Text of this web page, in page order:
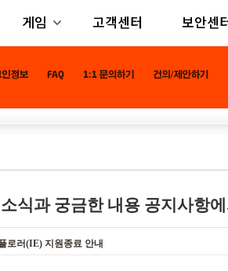
게임 고객센터 보안센
식과 궁금한 내용 공지사항
로러(IE) 지원종료 안내